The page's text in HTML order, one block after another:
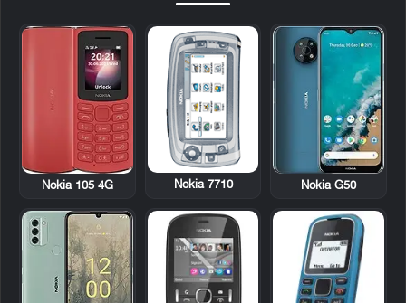
Nokia G50
Nokia 7710
Nokia 105 4G